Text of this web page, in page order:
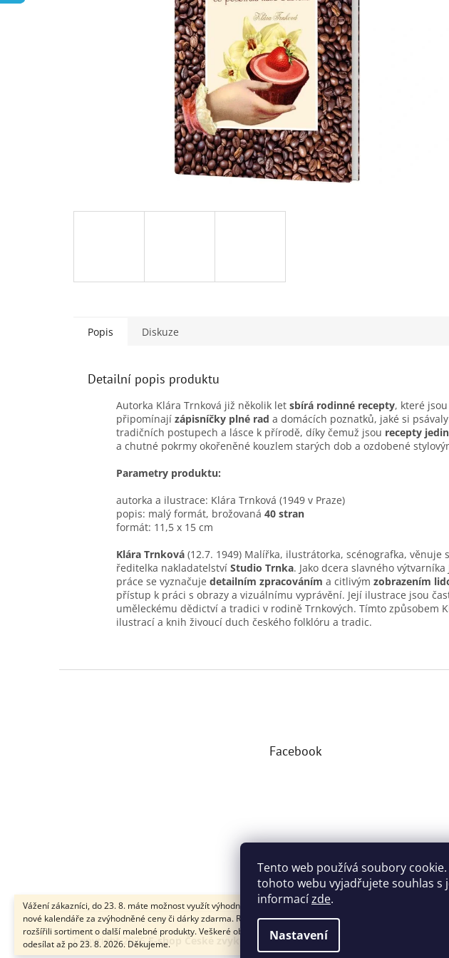
Tento web používá soubory
tohoto webu vyjadřujete souhlas s
informacízde.
Nastavení
Vážení zákazníci, do 23. 8. máte možnost využít výhodného předprodeje na
nové kalendáře za zvýhodněné ceny či dárky zdarma. Rovněž jsme pro vás
rozšířili sortiment o další malebné produkty. Veškeré objednávky budeme
odesílat až po 23. 8. 2026. Děkujeme.
Popis Diskuze
Detailní popis produktu
Autorka Klára Trnková již několik let sbírá rodinné recepty, které
připomínají zápisníčky plné rad a domácích poznatků, jaké si
tradičních postupech a lásce k přírodě, díky čemuž jsou recepty
a chutné pokrmy okořeněné kouzlem starých dob a ozdobené
Parametry produktu:
autorka a ilustrace: Klára Trnková (1949 v Praze)
popis: malý formát, brožovaná 40 stran
formát: 11,5 x 15 cm
Klára Trnková (12.7. 1949) Malířka, ilustrátorka, scénografka, věnuje
ředitelka nakladatelství Studio Trnka. Jako dcera slavného
práce se vyznačuje detailním zpracováním a citlivým zobrazením
přístup k práci s obrazy a vizuálnímu vyprávění. Její ilustrace jsou
uměleckému dědictví a tradici v rodině Trnkových. Tímto způsobem
ilustrací a knih živoucí duch českého folklóru a tradic.
Facebook
Copyright 2026E-shop České zvyky a pranostiky. Všechna práva vyhrazena.